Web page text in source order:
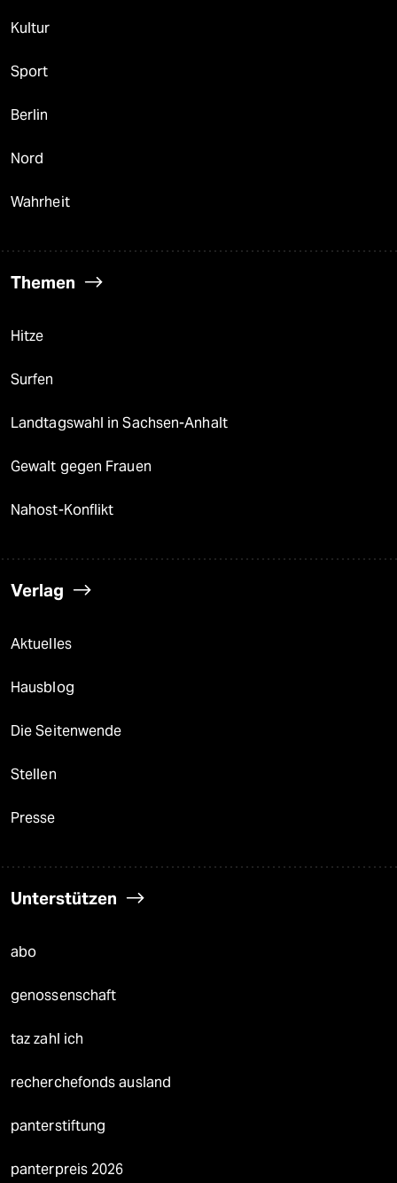
Kultur
Sport
Berlin
Nord
Wahrheit
Themen
Hitze
Surfen
Landtagswahl in Sachsen-Anhalt
Gewalt gegen Frauen
Nahost-Konflikt
Verlag
Aktuelles
Hausblog
Die Seitenwende
Stellen
Presse
Unterstützen
abo
genossenschaft
taz zahl ich
recherchefonds ausland
panterstiftung
panterpreis 2026